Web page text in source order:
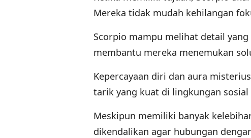
Mereka tidak mudah kehilangan
Scorpio mampu melihat detail
membantu mereka menemukan
Kepercayaan diri dan aura
tarik yang kuat di lingkungan
Meskipun memiliki banyak
dikendalikan agar hubungan